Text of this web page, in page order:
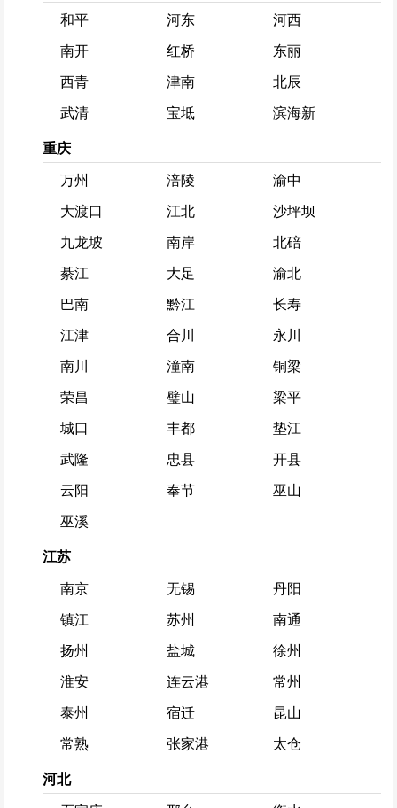
和平 河东 河西
南开 红桥 东丽
西青 津南 北辰
武清 宝坻 滨海新
重庆
万州 涪陵 渝中
大渡口 江北 沙坪坝
九龙坡 南岸 北碚
綦江 大足 渝北
巴南 黔江 长寿
江津 合川 永川
南川 潼南 铜梁
荣昌 璧山 梁平
城口 丰都 垫江
武隆 忠县 开县
云阳 奉节 巫山
巫溪
江苏
南京 无锡 丹阳
镇江 苏州 南通
扬州 盐城 徐州
淮安 连云港 常州
泰州 宿迁 昆山
常熟 张家港 太仓
河北